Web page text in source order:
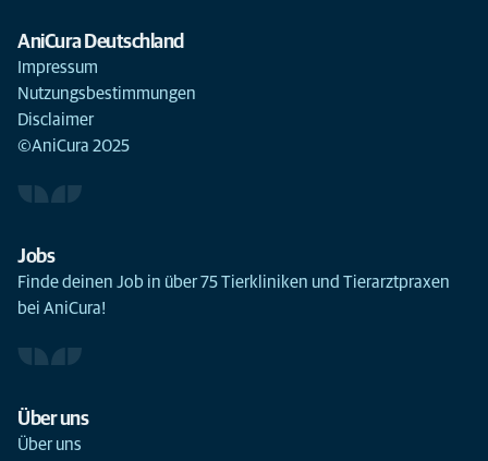
AniCura Deutschland
Impressum
Nutzungsbestimmungen
Disclaimer
©AniCura 2025
Jobs
Finde deinen Job in über 75 Tierkliniken und Tierarztpraxen
bei AniCura!
Über uns
Über uns